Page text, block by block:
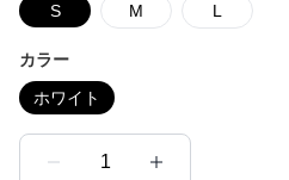
S M L
カラー
ホワイト
1